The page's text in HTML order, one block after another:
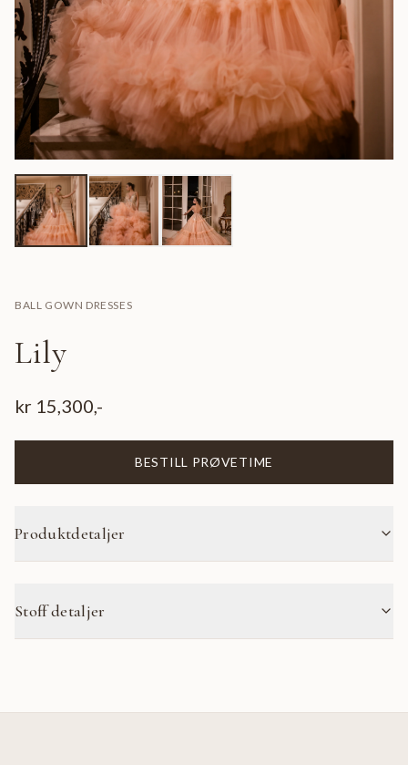
BALL GOWN DRESSES
Lily
kr 15,300,-
BESTILL PRØVETIME
Produktdetaljer
Stoff detaljer